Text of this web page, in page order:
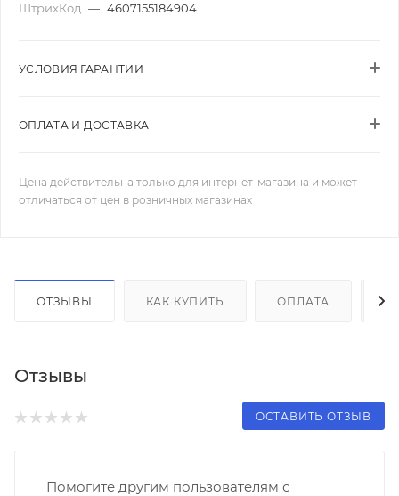
ШтрихКод — 4607155184904
УСЛОВИЯ ГАРАНТИИ
ОПЛАТА И ДОСТАВКА
Цена действительна только для интернет-магазина и может
отличаться от цен в розничных магазинах
ОТЗЫВЫ КАК КУПИТЬ ОПЛАТА
Отзывы
ОСТАВИТЬ ОТЗЫВ
Помогите другим пользователям с